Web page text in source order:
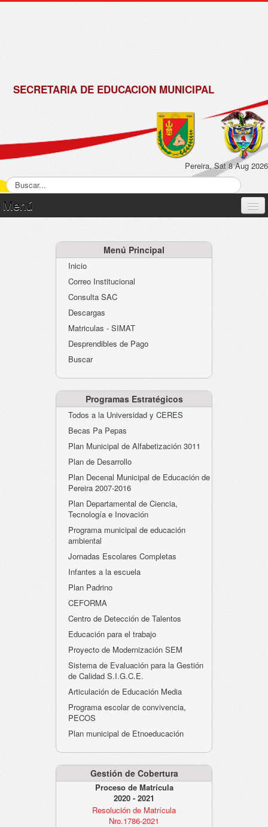
SECRETARIA DE EDUCACION MUNICIPAL
Pereira, Sat 8 Aug 2026
Menú
Atención al Ciudadano
Instituciones Educativas
Despacho Secretaría
Evaluación desempeño
Humano-Cesantías
Menú Principal
Inicio
Correo Institucional
Consulta SAC
Descargas
Matriculas - SIMAT
Desprendibles de Pago
Buscar
Programas Estratégicos
Todos a la Universidad y CERES
Becas Pa Pepas
Plan Municipal de Alfabetización 3011
Plan de Desarrollo
Plan Decenal Municipal de Educación de
Pereira 2007-2016
Plan Departamental de Ciencia,
Tecnología e Inovación
Programa municipal de educación
ambiental
Jornadas Escolares Completas
Infantes a la escuela
Plan Padrino
CEFORMA
Centro de Detección de Talentos
Educación para el trabajo
Proyecto de Modernización SEM
Sistema de Evaluación para la Gestión
de Calidad S.I.G.C.E.
Articulación de Educación Media
Programa escolar de convivencia,
PECOS
Plan municipal de Etnoeducación
Gestión de Cobertura
Proceso de Matrícula
2020 - 2021
Resolución de Matrícula
Nro.1786-2021
de